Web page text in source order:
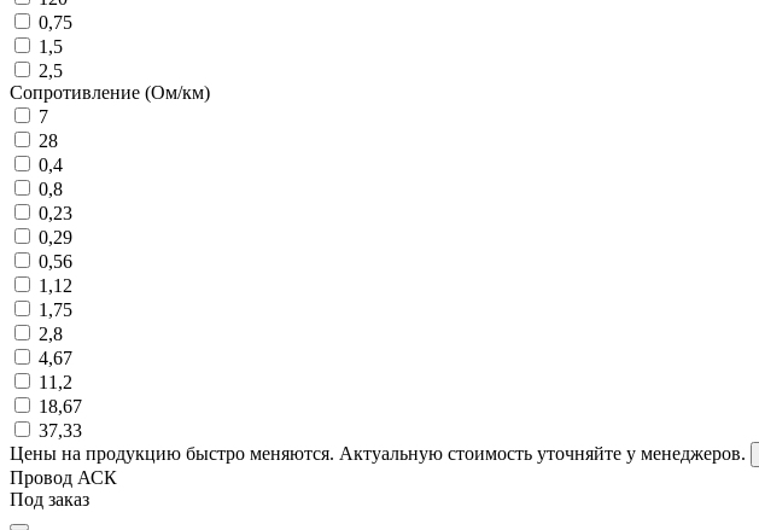
0,75
1,5
2,5
Сопротивление (Ом/км)
7
28
0,4
0,8
0,23
0,29
0,56
1,12
1,75
2,8
4,67
11,2
18,67
37,33
Цены на продукцию быстро меняются. Актуальную стоимость уточняйте у менеджеров.
Провод АСК
Под заказ